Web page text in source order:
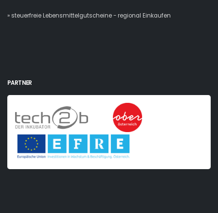
» steuerfreie Lebensmittelgutscheine - regional Einkaufen
PARTNER